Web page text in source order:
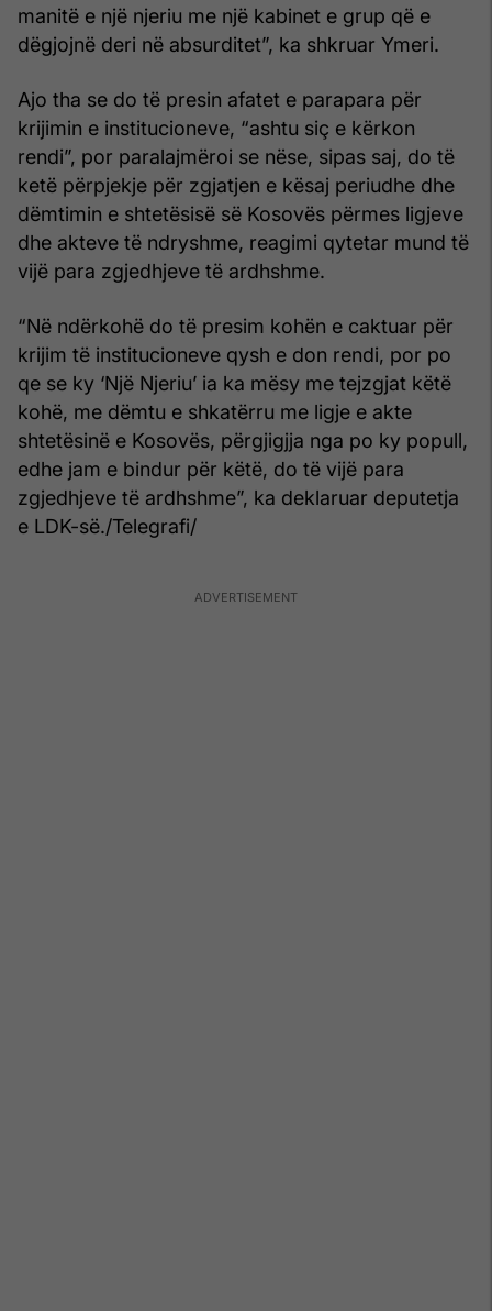
manitë e një njeriu me një kabinet e grup që e
dëgjojnë deri në absurditet”, ka shkruar Ymeri.
Ajo tha se do të presin afatet e parapara për
krijimin e institucioneve, “ashtu siç e kërkon
rendi”, por paralajmëroi se nëse, sipas saj, do të
ketë përpjekje për zgjatjen e kësaj periudhe dhe
dëmtimin e shtetësisë së Kosovës përmes ligjeve
dhe akteve të ndryshme, reagimi qytetar mund të
vijë para zgjedhjeve të ardhshme.
“Në ndërkohë do të presim kohën e caktuar për
krijim të institucioneve qysh e don rendi, por po
qe se ky ‘Një Njeriu’ ia ka mësy me tejzgjat këtë
kohë, me dëmtu e shkatërru me ligje e akte
shtetësinë e Kosovës, përgjigjja nga po ky popull,
edhe jam e bindur për këtë, do të vijë para
zgjedhjeve të ardhshme”, ka deklaruar deputetja
e LDK-së./Telegrafi/